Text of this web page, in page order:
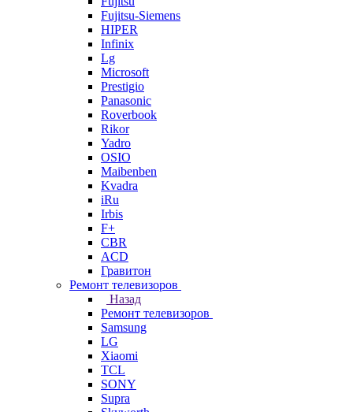
Fujitsu-Siemens
HIPER
Infinix
Lg
Microsoft
Prestigio
Panasonic
Roverbook
Rikor
Yadro
OSIO
Maibenben
Kvadra
iRu
Irbis
F+
CBR
ACD
Гравитон
Ремонт телевизоров
Назад
Ремонт телевизоров
Samsung
LG
Xiaomi
TCL
SONY
Supra